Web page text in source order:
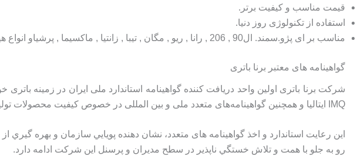
قیمت مناسب و کیفیت برتر.
استفاده از تکنولوژی روز دنیا.
مناسب بر ای پژو.سمند. ال90 , 206 , رانا , ریو , مگان , تیبا , زانتیا , ماکسیما , پرشیاو انواع هیونداو کیا.
گواهینامه های معتبر برنا باتری
IMQ ايتاليا و همچنین گواهينامه‌های متعدد ملی و بين المللی در خصوص كيفيت محصولات تولیدی می باشد.
این رعایت استاندارد و اخذ گواهینامه های متعدد، نشان دهنده پويايي سازمان و بهره
رو به جلو با همت و تلاش خستگي ناپذير در سطح مدیران و پرسنل این شرکت ادامه دارد.